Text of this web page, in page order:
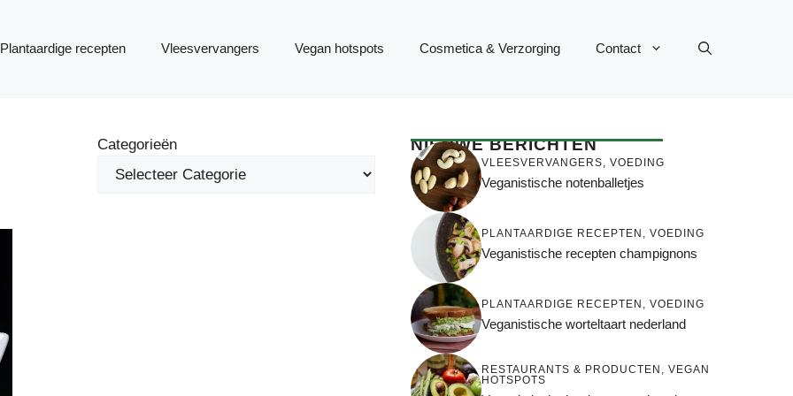
Plantaardige recepten Vleesvervangers Vegan hotspots Cosmetica & Verzorging Contact
Categorieën NIEUWE BERICHTEN
VLEESVERVANGERS, VOEDING
Veganistische notenballetjes
PLANTAARDIGE RECEPTEN , VOEDING
Veganistische recepten champignons
PLANTAARDIGE RECEPTEN , VOEDING
Veganistische worteltaart nederland
RESTAURANTS & PRODUCTEN , VEGAN
HOTSPOTS